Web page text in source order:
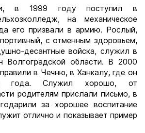
в 1999 году поступил в
на механическое
его призвали в армию. Рослый,
с отменным здоровьем,
десантные войска, служил в
Волгоградской области. В 2000
в Чечню, в Ханкалу, где он
года. Служил хорошо, от
родителям прислали письмо, в
за хорошее воспитание
отлично и показывает пример